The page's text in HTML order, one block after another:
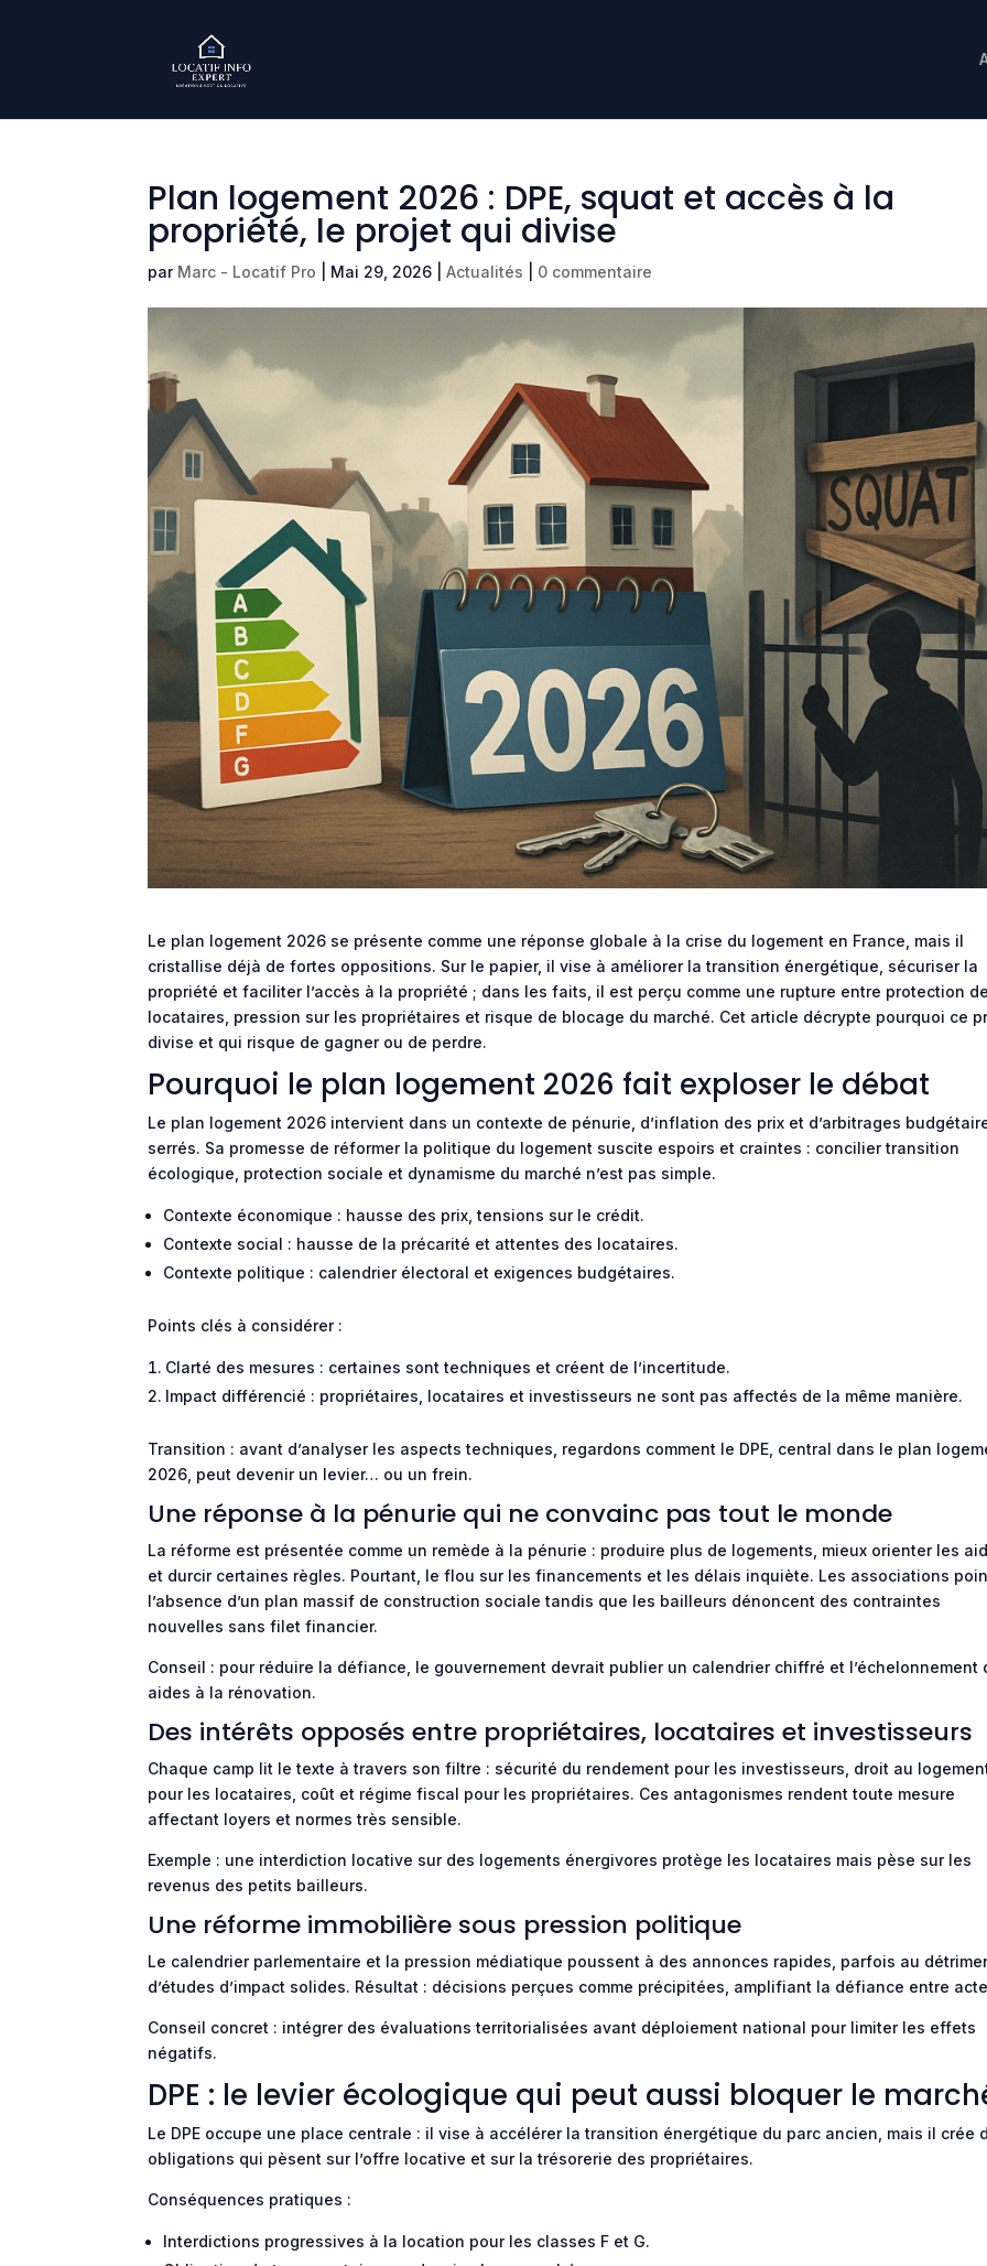
Plan logement 2026 : DPE, squat et accès à la
propriété, le projet qui divise
par Marc - Locatif Pro Mai 29, 2026 |Actualités 0 commentaire
Le plan logement 2026 se présente comme une réponse globale à la crise du logement en France, mais il
cristallise déjà de fortes oppositions. Sur le papier, il vise à améliorer la transition énergétique, sécuriser la
propriété et faciliter l’accès à la propriété ; dans les faits, il est perçu comme une rupture entre protection
locataires, pression sur les propriétaires et risque de blocage du marché. Cet article décrypte pourquoi ce
divise et qui risque de gagner ou de perdre.
Pourquoi le plan logement 2026 fait exploser le débat
Le plan logement 2026 intervient dans un contexte de pénurie, d’inflation des prix et d’arbitrages
serrés. Sa promesse de réformer la politique du logement suscite espoirs et craintes : concilier transition
écologique, protection sociale et dynamisme du marché n’est pas simple.
Contexte économique : hausse des prix, tensions sur le crédit.
Contexte social : hausse de la précarité et attentes des locataires.
Contexte politique : calendrier électoral et exigences budgétaires.
Points clés à considérer :
Clarté des mesures : certaines sont techniques et créent de l’incertitude.
Impact différencié : propriétaires, locataires et investisseurs ne sont pas affectés de la même manière.
Transition : avant d’analyser les aspects techniques, regardons comment le DPE, central dans le plan
2026, peut devenir un levier… ou un frein.
Une réponse à la pénurie qui ne convainc pas tout le monde
La réforme est présentée comme un remède à la pénurie : produire plus de logements, mieux orienter les
et durcir certaines règles. Pourtant, le flou sur les financements et les délais inquiète. Les associations
l’absence d’un plan massif de construction sociale tandis que les bailleurs dénoncent des contraintes
nouvelles sans filet financier.
Conseil : pour réduire la défiance, le gouvernement devrait publier un calendrier chiffré et l’échelonnement
aides à la rénovation.
Des intérêts opposés entre propriétaires, locataires et investisseurs
Chaque camp lit le texte à travers son filtre : sécurité du rendement pour les investisseurs, droit au
pour les locataires, coût et régime fiscal pour les propriétaires. Ces antagonismes rendent toute mesure
affectant loyers et normes très sensible.
Exemple : une interdiction locative sur des logements énergivores protège les locataires mais pèse sur les
revenus des petits bailleurs.
Une réforme immobilière sous pression politique
Le calendrier parlementaire et la pression médiatique poussent à des annonces rapides, parfois au
d’études d’impact solides. Résultat : décisions perçues comme précipitées, amplifiant la défiance entre
Conseil concret : intégrer des évaluations territorialisées avant déploiement national pour limiter les effets
négatifs.
DPE : le levier écologique qui peut aussi bloquer le
Le DPE occupe une place centrale : il vise à accélérer la transition énergétique du parc ancien, mais il crée
obligations qui pèsent sur l’offre locative et sur la trésorerie des propriétaires.
Conséquences pratiques :
Interdictions progressives à la location pour les classes F et G.